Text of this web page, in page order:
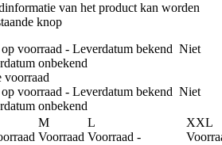
van het product kan worden
knop
voorraad - Leverdatum bekend Niet
onbekend
voorraad - Leverdatum bekend Niet
onbekend
M
Voorraad
L
Voorraad -
XXL